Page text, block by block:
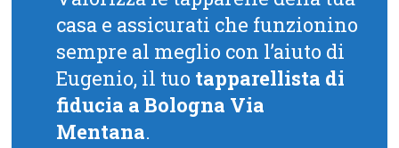
casa e assicurati che funzionino
sempre al meglio con l’aiuto di
Eugenio, il tuo tapparellista di
fiducia a Bologna Via
Mentana.